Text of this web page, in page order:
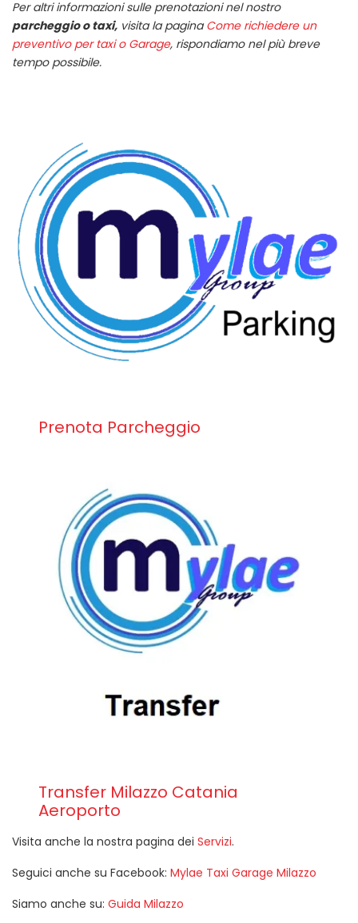
Per altri informazioni sulle prenotazioni nel nostro
parcheggio o taxi, visita la paginaCome richiedere un
preventivo per taxi o Garage, rispondiamo nel più breve
tempo possibile.
Prenota Parcheggio
Transfer Milazzo Catania
Aeroporto
Visita anche la nostra pagina dei Servizi.
Seguici anche su Facebook: Mylae Taxi Garage Milazzo
Siamo anche su: Guida Milazzo